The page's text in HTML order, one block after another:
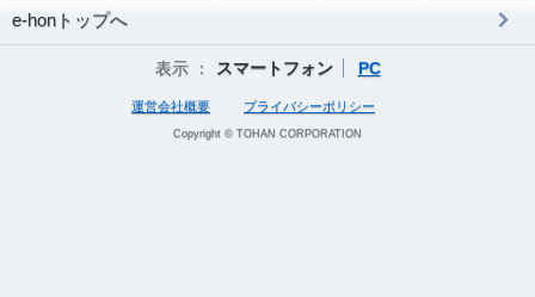
e-honトップへ
表示 ： スマートフォン PC
運営会社概要 プライバシーポリシー
Copyright © TOHAN CORPORATION